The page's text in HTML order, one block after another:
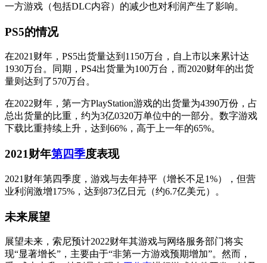
一方游戏（包括DLC内容）的减少也对利润产生了影响。
PS5的情况
在2021财年，PS5出货量达到1150万台，自上市以来累计达
1930万台。同期，PS4出货量为100万台，而2020财年的出货
量则达到了570万台。
在2022财年，第一方PlayStation游戏的出货量为4390万份，占
总出货量的比重，约为3亿0320万单位中的一部分。数字游戏
下载比重持续上升，达到66%，高于上一年的65%。
2021财年第四季度表现
2021财年第四季度，游戏与去年持平（增长不足1%），但营
业利润激增175%，达到873亿日元（约6.7亿美元）。
未来展望
展望未来，索尼预计2022财年其游戏与网络服务部门将实
现“显著增长”，主要由于“非第一方游戏预期增加”。然而，